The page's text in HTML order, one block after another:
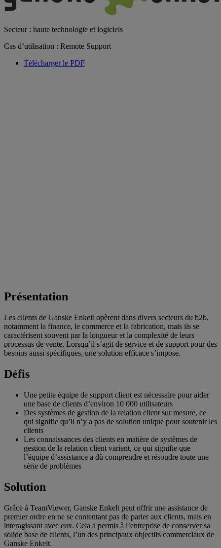
Secteur : haute technologie et logiciels
Cas d’utilisation : Remote Support
Télécharger le PDF
Présentation
Les clients de Ganske Enkelt opèrent dans divers secteurs du b2b,
notamment la finance, le commerce et la fabrication, mais ils se
caractérisent souvent par la longueur et la complexité de leurs
processus de vente. Lorsqu’il s’agit de service et de support pour des
besoins aussi spécifiques, une solution efficace s’impose.
Défis
Une petite équipe de support client est nécessaire pour aider
une base de clients d’environ 10 000 utilisateurs
Des systèmes de gestion de la relation client sur mesure, ce
qui signifie qu’il n’y a pas de solution unique pour soutenir les
clients
Les connaissances des clients en matière de systèmes de
gestion de la relation client varient, ce qui signifie que
l’équipe d’assistance a dû comprendre et résoudre toute une
série de problèmes
Solution
Grâce à TeamViewer, Ganske Enkelt peut offrir une assistance de
premier ordre en ne se contentant pas de parler aux clients, mais en
interagissant avec eux. Cela a permis à l’entreprise de conserver sa
solide base de clients, l’un des principaux objectifs commerciaux de
Ganske Enkelt.